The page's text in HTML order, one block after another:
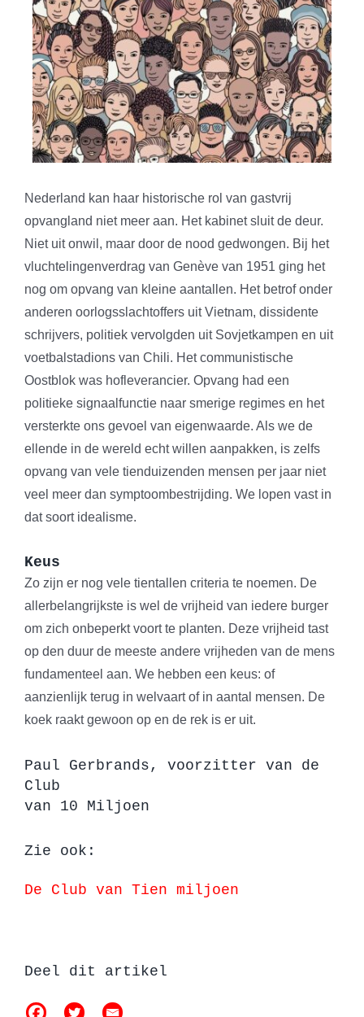
Nederland kan haar historische rol van gastvrij
opvangland niet meer aan. Het kabinet sluit de deur.
Niet uit onwil, maar door de nood gedwongen. Bij het
vluchtelingenverdrag van Genève van 1951 ging het
nog om opvang van kleine aantallen. Het betrof onder
anderen oorlogsslachtoffers uit Vietnam, dissidente
schrijvers, politiek vervolgden uit Sovjetkampen en uit
voetbalstadions van Chili. Het communistische
Oostblok was hofleverancier. Opvang had een
politieke signaalfunctie naar smerige regimes en het
versterkte ons gevoel van eigenwaarde. Als we de
ellende in de wereld echt willen aanpakken, is zelfs
opvang van vele tienduizenden mensen per jaar niet
veel meer dan symptoombestrijding. We lopen vast in
dat soort idealisme.
Keus
Zo zijn er nog vele tientallen criteria te noemen. De
allerbelangrijkste is wel de vrijheid van iedere burger
om zich onbeperkt voort te planten. Deze vrijheid tast
op den duur de meeste andere vrijheden van de mens
fundamenteel aan. We hebben een keus: of
aanzienlijk terug in welvaart of in aantal mensen. De
koek raakt gewoon op en de rek is er uit.
Paul Gerbrands, voorzitter van de
Club
van 10 Miljoen
Zie ook:
De Club van Tien miljoen
Deel dit artikel